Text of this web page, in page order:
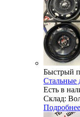
Быстрый
Стальные
Есть в
Склад:
Подробнее